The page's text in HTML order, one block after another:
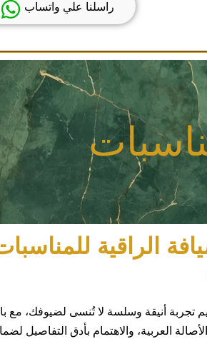
راسلنا علي واتساب
الراقية
العربية، والاهتمام بأدق التفاصيل